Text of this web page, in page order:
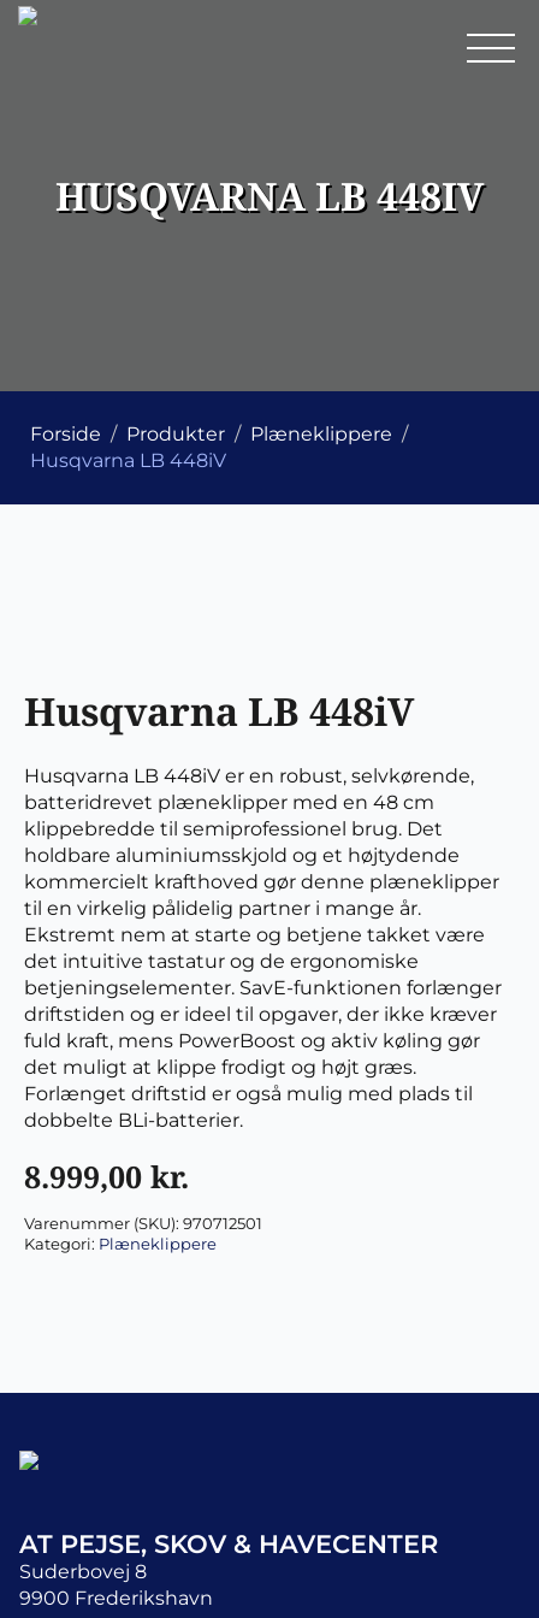
HUSQVARNA LB 448IV
Forside Produkter
Plæneklippere
Husqvarna LB 448iV
Husqvarna LB 448iV
Husqvarna LB 448iV er en robust, selvkørende,
batteridrevet plæneklipper med en 48 cm
klippebredde til semiprofessionel brug. Det
holdbare aluminiumsskjold og et højtydende
kommercielt krafthoved gør denne plæneklipper
til en virkelig pålidelig partner i mange år.
Ekstremt nem at starte og betjene takket være
det intuitive tastatur og de ergonomiske
betjeningselementer. SavE-funktionen forlænger
driftstiden og er ideel til opgaver, der ikke kræver
fuld kraft, mens PowerBoost og aktiv køling gør
det muligt at klippe frodigt og højt græs.
Forlænget driftstid er også mulig med plads til
dobbelte BLi-batterier.
8.999,00 kr.
Varenummer (SKU): 970712501
Kategori: Plæneklippere
AT PEJSE, SKOV & HAVECENTER
Suderbovej 8
9900 Frederikshavn